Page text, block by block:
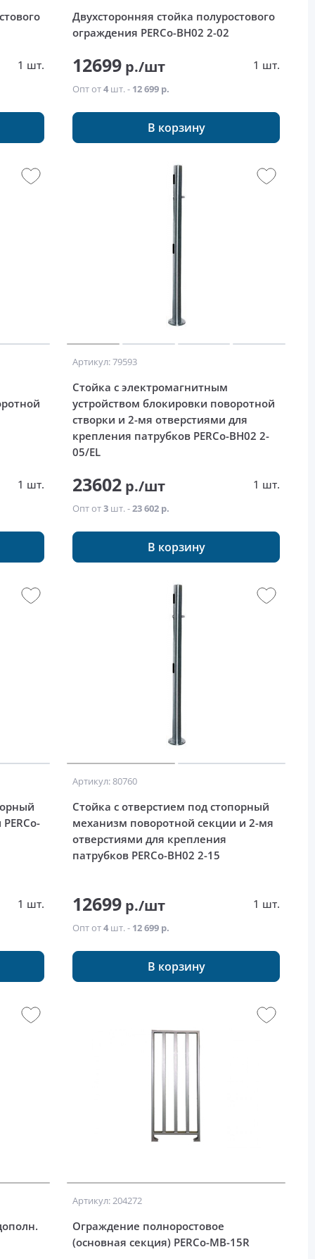
1 шт.
Двухсторонняя стойка полуростового
ограждения PERCo-BH02 2-02
12699 р./шт 1 шт.
Опт от4 шт. - 12 699 р.
В корзину
1 шт.
Артикул: 79593
Стойка с электромагнитным
устройством блокировки поворотной
створки и 2-мя отверстиями для
крепления патрубков PERCo-BH02 2-
05/EL
23602 р./шт 1 шт.
Опт от3 шт. -23 602 р.
В корзину
1 шт.
Артикул: 80760
Стойка с отверстием под стопорный
механизм поворотной секции и 2-мя
отверстиями для крепления
патрубков PERCo-BH02 2-15
12699 р./шт 1 шт.
Опт от4 шт. - 12 699 р.
В корзину
Артикул: 204272
Ограждение полноростовое
(основная секция) PERCo-MB-15R